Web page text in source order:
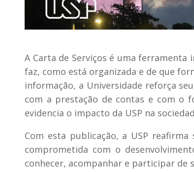
A Carta de Serviços é uma
faz, como está organizada e de que
informação, a Universidade reforça
com a prestação de contas e com o
evidencia o impacto da USP na
Com esta publicação, a USP
comprometida com o
conhecer, acompanhar e participar de